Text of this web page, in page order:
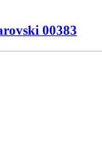
00383